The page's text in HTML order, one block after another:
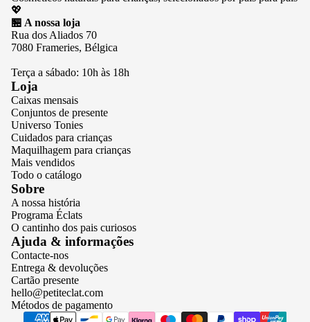
💖
🏪 A nossa loja
Rua dos Aliados 70
7080 Frameries, Bélgica
Terça a sábado: 10h às 18h
Loja
Caixas mensais
Conjuntos de presente
Universo Tonies
Cuidados para crianças
Maquilhagem para crianças
Mais vendidos
Todo o catálogo
Sobre
A nossa história
Programa Éclats
O cantinho dos pais curiosos
Ajuda & informações
Contacte-nos
Entrega & devoluções
Cartão presente
hello@petiteclat.com
Métodos de pagamento
Política de privacidade
Termos do serviço
Política de reembolso
Política de envio
Aviso legal